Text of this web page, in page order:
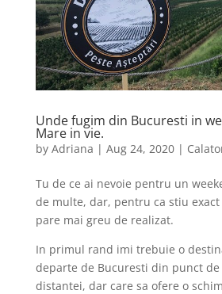
Unde fugim din Bucuresti in
Mare in vie.
by Adriana | Aug 24, 2020|
Tu de ce ai nevoie pentru un
de multe, dar, pentru ca stiu
pare mai greu de realizat.
In primul rand imi trebuie o
departe de Bucuresti din punct de
distantei, dar care sa ofere o